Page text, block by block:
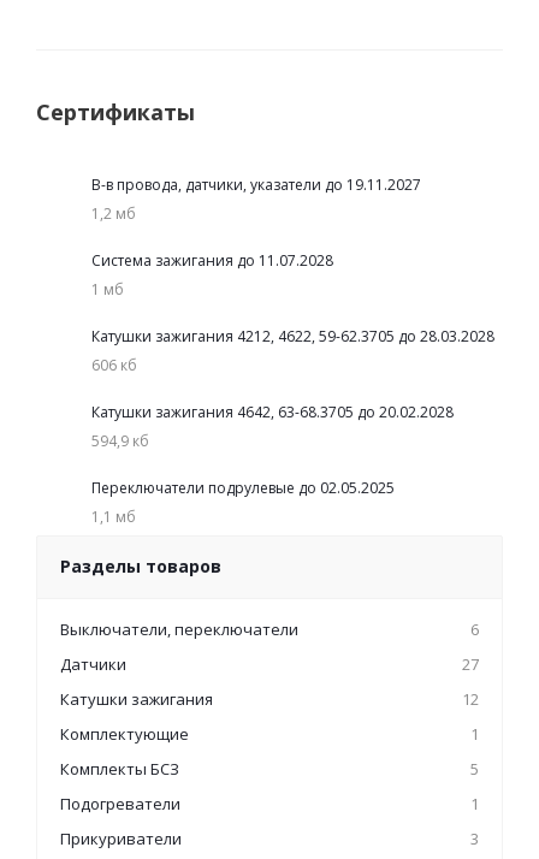
Сертификаты
В-в провода, датчики, указатели до 19.11.2027
1,2 мб
Система зажигания до 11.07.2028
1 мб
Катушки зажигания 4212, 4622, 59-62.3705 до 28.03.2028
606 кб
Катушки зажигания 4642, 63-68.3705 до 20.02.2028
594,9 кб
Переключатели подрулевые до 02.05.2025
1,1 мб
Разделы товаров
Выключатели, переключатели
6
Датчики
27
Катушки зажигания
12
Комплектующие
1
Комплекты БСЗ
5
Подогреватели
1
Прикуриватели
3